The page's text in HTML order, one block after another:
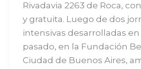
Rivadavia 2263 de Roca,
y gratuita. Luego de dos
intensivas desarrolladas
pasado, en la Fundación
Ciudad de Buenos Aires,